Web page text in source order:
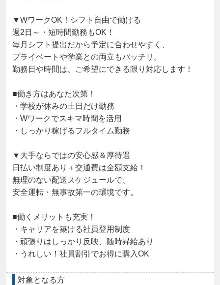
▼WワークOK！シフト自由で働ける
週2日～・短時間勤務もOK！
毎月シフト提出だから予定に合わせやすく、
プライベートや学業との両立もバッチリ。
勤務日や時間は、ご希望にできる限り対応します！
■働き方はあなた次第！
・学校が休みの土日だけ勤務
・Wワークでスキマ時間を活用
・しっかり稼げるフルタイム勤務
▼大手ならではの安心感＆厚待遇
日払い制度あり＋交通費は全額支給！
無理のない配送スケジュールで、
安全運転・無事故第一の環境です。
■働くメリットも充実！
・キャリアを築ける社員登用制度
・頑張りはしっかり反映、随時昇給あり
・うれしい！社員割引でお得に購入OK
対象となる方